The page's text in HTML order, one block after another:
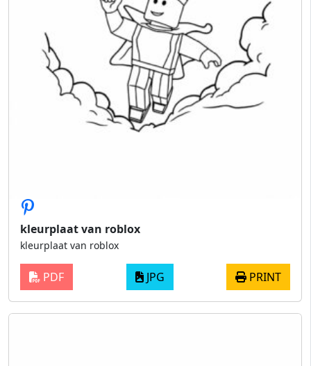
kleurplaat van roblox
kleurplaat van roblox
PDF JPG PRINT